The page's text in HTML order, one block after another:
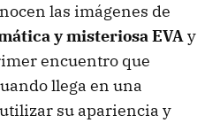
las imágenes de
y misteriosa EVAy
encuentro que
llega en una
su apariencia y